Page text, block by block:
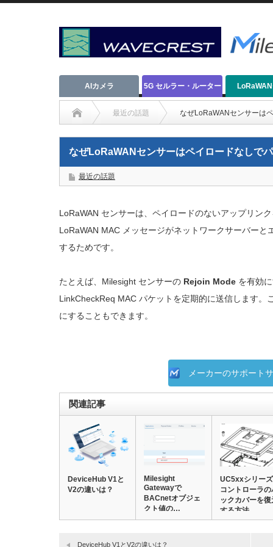
AIカメラ 5G セルラー・ルーター
最近の話題 なぜLoRaWANセンサーは
なぜLoRaWANセンサーはペイロードなしで
最近の話題
LoRaWAN センサーは、ペイロードのないアップリン
LoRaWAN MAC メッセージがネットワークサーバー
するためです。
たとえば、Milesight センサーの Rejoin Mode を有効
LinkCheckReq MAC パケットを定期的に送信します。
にすることもできます。
メーカーのサポート
関連記事
DeviceHub V1と
V2の違いは？
Milesight
Gatewayで
BACnetオブジェ
クト値の…
UC5xxシリーズ
コントローラの
ックカバーを復
する方法
DeviceHub V1とV2の違いは？